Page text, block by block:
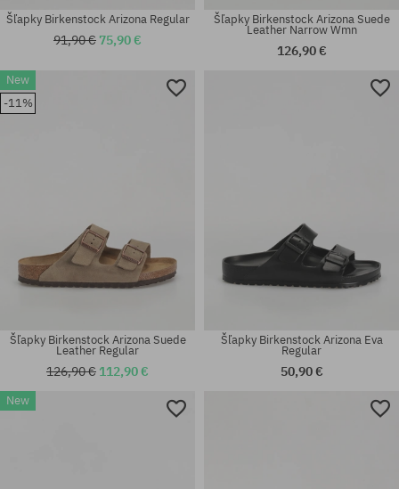
Dostupné veľkosti:
36; 37; 38; 39; 40; 41; 42; 44;
Šľapky Birkenstock Arizona Regular
91,90 € 75,90 €
Šľapky Birkenstock Arizona Suede
Leather Narrow Wmn
126,90 €
New
-11%
Šľapky Birkenstock Arizona Suede
Leather Regular
126,90 € 112,90 €
Šľapky Birkenstock Arizona Eva
Regular
50,90 €
New